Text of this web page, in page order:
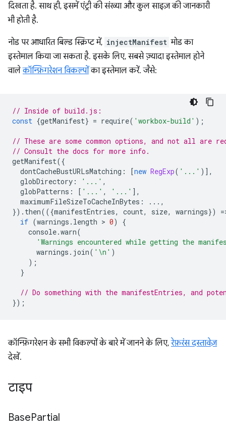
दिखता है. साथ ही, इसमें एंट्री की संख्या और कुल साइज़ की जानकारी
भी होती है.
नोड पर आधारित बिल्ड स्क्रिप्ट में, injectManifest मोड का
इस्तेमाल किया जा सकता है. इसके लिए, सबसे ज़्यादा इस्तेमाल होने
वालेकॉन्फ़िगरेशन विकल्पोंका इस्तेमाल करें. जैसे:
// Inside of build.js:
const {getManifest} = require( 'workbox-build' );
// These are some common options, and not all are
// Consult the docs for more info.
getManifest({
dontCacheBustURLsMatching : [new RegExp( '...' )],
globDirectory : '...' ,
globPatterns : [ '...' , '...' ],
maximumFileSizeToCacheInBytes :
...,
}). then(({manifestEntries, count, size, warnings}) =
if (warnings . length > 0)
{
console.warn(
'Warnings encountered while getting the
warnings . join( '\n' )
);
}
// Do something with the manifestEntries, and
});
कॉन्फ़िगरेशन के सभी विकल्पों के बारे में जानने के लिए,रेफ़रंस दस्तावेज़
देखें.
टाइप
BasePartial